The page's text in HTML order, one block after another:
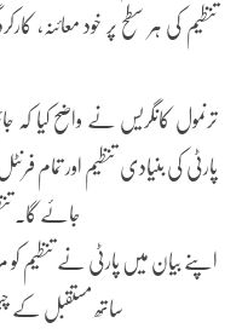
تنظیم کی ہر سطح پر خود معائنہ،
ترنمول کانگریس نے واضح کیا
پارٹی کی بنیادی تنظیم اور تمام
جائے گا۔
اپنے بیان میں پارٹی نے تنظیم کو
ساتھ مستقبل کے